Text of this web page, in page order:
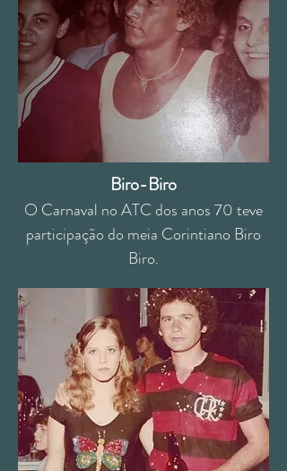
Biro-Biro
O Carnaval no ATC dos anos 70 teve
participação do meia Corintiano Biro
Biro.